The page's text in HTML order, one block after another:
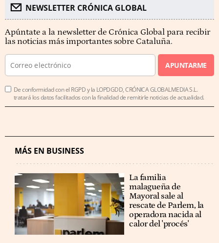
NEWSLETTER CRÓNICA GLOBAL
Apúntate a la newsletter de Crónica Global para recibir
las noticias más importantes sobre Cataluña.
APUNTARME
De conformidad con el RGPD y la LOPDGDD, CRÓNICA GLOBALMEDIA S.L.
tratará los datos facilitados con la finalidad de remitirle noticias de actualidad.
MÁS EN BUSINESS
La familia
malagueña de
Mayoral sale al
rescate de Parlem, la
operadora nacida al
calor del 'procés'